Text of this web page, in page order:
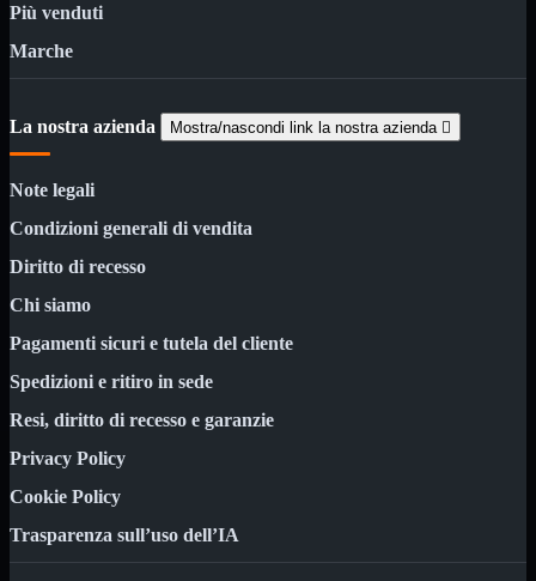
3.0
Type C
Inkjet
BN
CabinetMostra tutti i prodotti
Alimentazione USB
Microfono
Portatili Bluetooth
Più venduti
Marche
La nostra azienda Mostra/nascondi link la nostra azienda 
Note legali
Condizioni generali di vendita
Diritto di recesso
Chi siamo
Pagamenti sicuri e tutela del cliente
Spedizioni e ritiro in sede
Resi, diritto di recesso e garanzie
Privacy Policy
Cookie Policy
Trasparenza sull’uso dell’IA